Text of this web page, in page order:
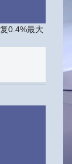
0.4%最大